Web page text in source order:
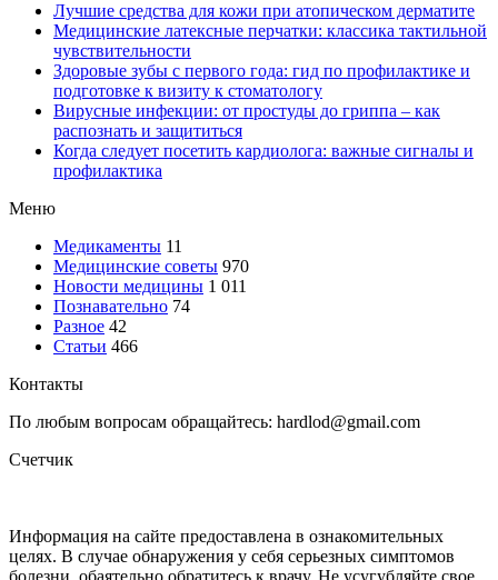
Лучшие средства для кожи при атопическом дерматите
Медицинские латексные перчатки: классика тактильной
чувствительности
Здоровые зубы с первого года: гид по профилактике и
подготовке к визиту к стоматологу
Вирусные инфекции: от простуды до гриппа – как
распознать и защититься
Когда следует посетить кардиолога: важные сигналы и
профилактика
Меню
Медикаменты 11
Медицинские советы 970
Новости медицины 1 011
Познавательно 74
Разное 42
Статьи 466
Контакты
По любым вопросам обращайтесь: hardlod@gmail.com
Счетчик
Информация на сайте предоставлена в ознакомительных
целях. В случае обнаружения у себя серьезных симптомов